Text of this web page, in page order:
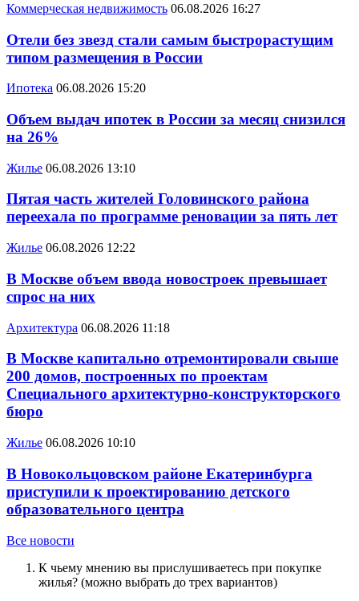
Коммерческая недвижимость 06.08.2026 16:27
Отели без звезд стали самым быстрорастущим
типом размещения в России
Ипотека 06.08.2026 15:20
Объем выдач ипотек в России за месяц снизился
на 26%
Жилье 06.08.2026 13:10
Пятая часть жителей Головинского района
переехала по программе реновации за пять лет
Жилье 06.08.2026 12:22
В Москве объем ввода новостроек превышает
спрос на них
Архитектура 06.08.2026 11:18
В Москве капитально отремонтировали свыше
200 домов, построенных по проектам
Специального архитектурно-конструкторского
бюро
Жилье 06.08.2026 10:10
В Новокольцовском районе Екатеринбурга
приступили к проектированию детского
образовательного центра
Все новости
К чьему мнению вы прислушиваетесь при покупке
жилья? (можно выбрать до трех вариантов)